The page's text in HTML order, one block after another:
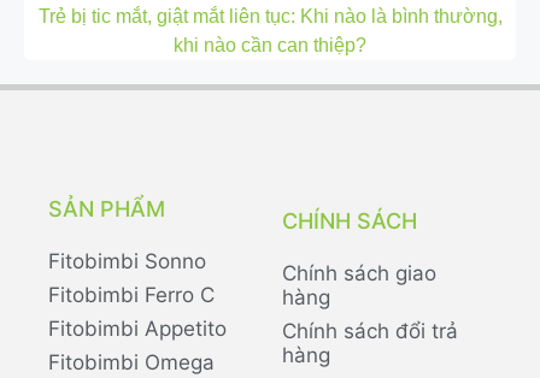
Trẻ bị tic mắt, giật mắt liên tục: Khi nào là bình thường,
khi nào cần can thiệp?
SẢN PHẨM
Fitobimbi Sonno
Fitobimbi Ferro C
Fitobimbi Appetito
Fitobimbi Omega
CHÍNH SÁCH
Chính sách giao
hàng
Chính sách đổi trả
hàng